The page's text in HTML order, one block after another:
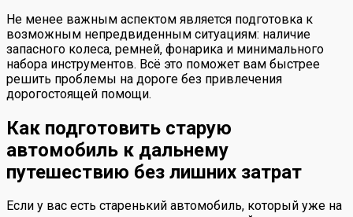
Не менее важным аспектом является подготовка к
возможным непредвиденным ситуациям: наличие
запасного колеса, ремней, фонарика и минимального
набора инструментов. Всё это поможет вам быстрее
решить проблемы на дороге без привлечения
дорогостоящей помощи.
Как подготовить старую
автомобиль к дальнему
путешествию без лишних затрат
Если у вас есть старенький автомобиль, который уже на